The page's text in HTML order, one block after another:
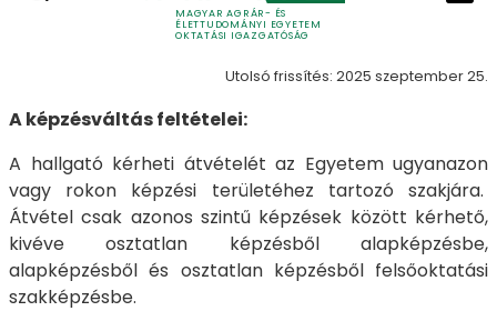
MAGYAR AGRÁR- ÉS
ÉLETTUDOMÁNYI EGYETEM
OKTATÁSI IGAZGATÓSÁG
Utolsó frissítés: 2025 szeptember 25.
A képzésváltás feltételei:
A hallgató kérheti átvételét az Egyetem ugyanazon
vagy rokon képzési területéhez tartozó szakjára.
Átvétel csak azonos szintű képzések között kérhető,
kivéve osztatlan képzésből alapképzésbe,
alapképzésből és osztatlan képzésből felsőoktatási
szakképzésbe.